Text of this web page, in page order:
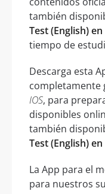
también
Test (English) en
tiempo de
Descarga esta
completamente
IOS, para
disponibles
también
Test (English) en
La App para el
para nuestros